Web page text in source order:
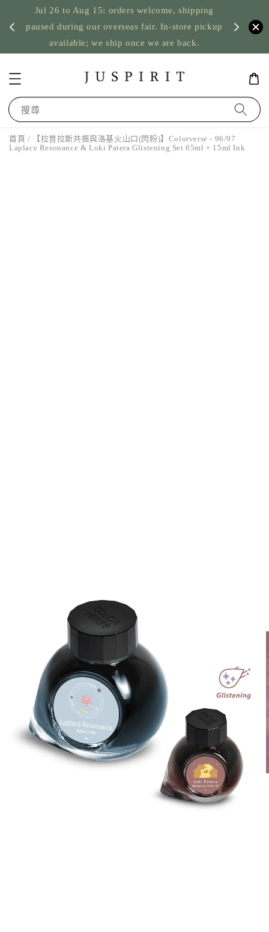
Jul 26 to Aug 15: orders welcome, shipping
paused during our overseas fair. In-store pickup
available; we ship once we are back.
US
搜尋
首頁 / 【拉普拉斯共振與洛基火山口(閃粉)】Colorverse - 96/97
Laplace Resonance & Loki Patera Glistening Set 65ml + 15ml Ink